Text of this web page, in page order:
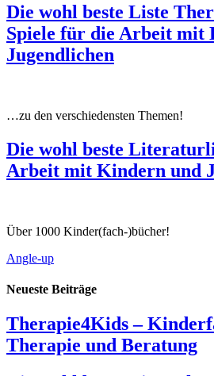
Die wohl beste Liste
Spiele für die Arbeit mit
Jugendlichen
…zu den verschiedensten Themen!
Die wohl beste
Arbeit mit Kindern und
Über 1000 Kinder(fach-)bücher!
Angle-up
Neueste Beiträge
Therapie4Kids –
Therapie und Beratung